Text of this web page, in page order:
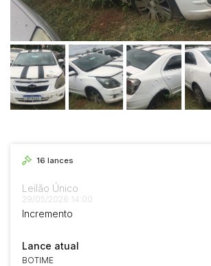
16 lances
Leilão Único
29/05/2026 14:00
Incremento
Lance atual
BOTIME